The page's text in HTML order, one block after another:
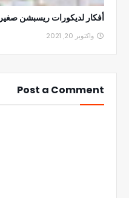
أفكار لديكورات ريسبشن صغير
واكتوبر 20, 2021
Post a Comment